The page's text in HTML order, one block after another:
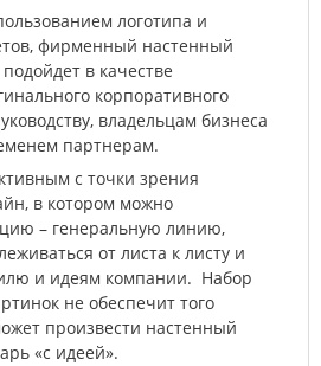
логотипа и
фирменный настенный
в качестве
корпоративного
владельцам бизнеса
партнерам.
с точки зрения
в котором можно
– генеральную линию,
от листа к листу и
и идеям компании. Набор
не обеспечит того
произвести настенный
«с идеей».